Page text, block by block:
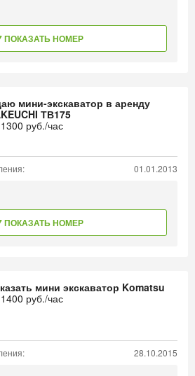
ПОКАЗАТЬ НОМЕР
мини-экскаватор в аренду
ТВ175
1300 руб./час
01.01.2013
ПОКАЗАТЬ НОМЕР
мини экскаватор Komatsu
1400 руб./час
28.10.2015